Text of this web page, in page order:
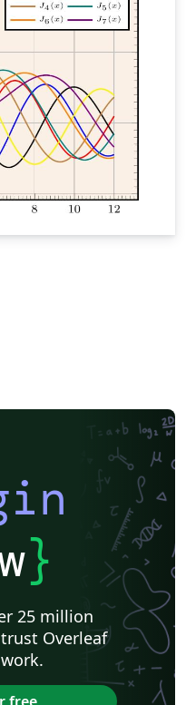
}
25 million
Overleaf
free